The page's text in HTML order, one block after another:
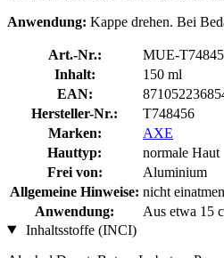
Anwendung: Kappe drehen. Bei
Art.-Nr.:
MUE-
Inhalt:
150 ml
EAN:
Hersteller-Nr.:
T748456
Marken:
AXE
Hauttyp:
normale Haut
Frei von:
Aluminium
Allgemeine Hinweise: nicht einatmen
Anwendung:
Aus etwa 15
Inhaltsstoffe (INCI)